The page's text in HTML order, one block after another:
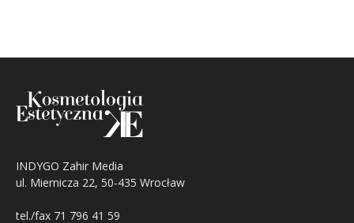
INDYGO Zahir Media
ul. Miernicza 22, 50-435 Wrocław
tel./fax 71 796 41 59